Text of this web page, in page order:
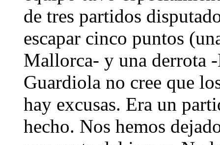
de tres partidos
escapar cinco puntos
Mallorca- y una derrota
Guardiola no cree que
hay excusas. Era un
hecho. Nos hemos